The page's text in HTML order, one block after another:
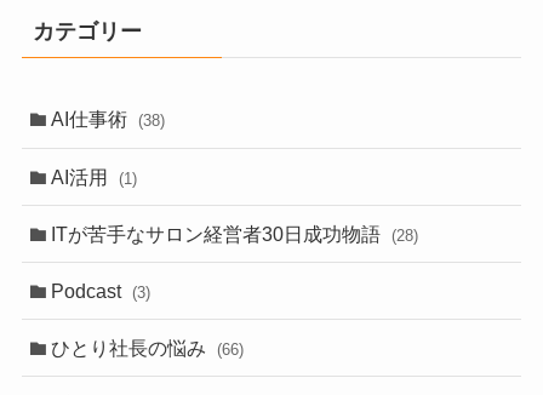
カテゴリー
AI仕事術 (38)
AI活用 (1)
ITが苦手なサロン経営者30日成功物語 (28)
Podcast (3)
ひとり社長の悩み (66)